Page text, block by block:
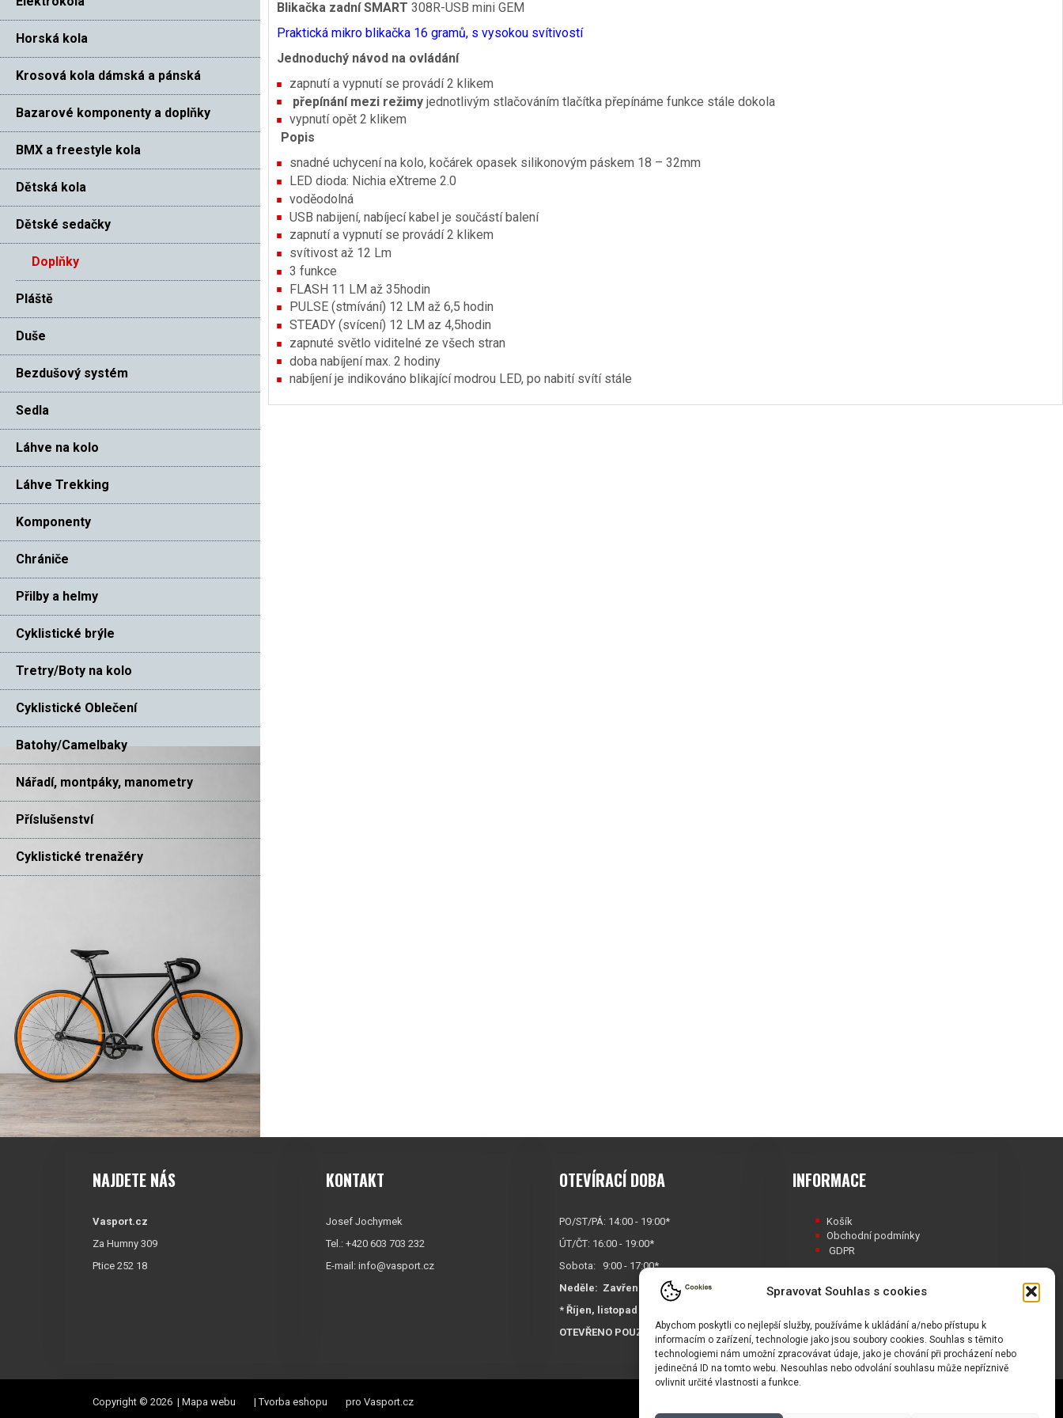
Spravovat Souhlas s cookies
Abychom poskytli co nejlepší služby, používáme k ukládání a/nebo přístupu k
informacím o zařízení, technologie jako jsou soubory cookies. Souhlas s těmito
technologiemi nám umožní zpracovávat údaje, jako je chování při procházení nebo
jedinečná ID na tomto webu. Nesouhlas nebo odvolání souhlasu může nepříznivě
ovlivnit určité vlastnosti a funkce.
Horská kola
Krosová kola dámská a pánská
Bazarové komponenty a doplňky
BMX a freestyle kola
Dětská kola
Dětské sedačky
Doplňky
Pláště
Duše
Bezdušový systém
Sedla
Láhve na kolo
Láhve Trekking
Komponenty
Chrániče
Přilby a helmy
Cyklistické brýle
Tretry/Boty na kolo
Cyklistické Oblečení
Batohy/Camelbaky
Nářadí, montpáky, manometry
Příslušenství
Cyklistické trenažéry
Blikačka zadní SMART 308R-USB mini GEM
Praktická mikro blikačka 16 gramů, s vysokou svítivostí
Jednoduchý návod na ovládání
zapnutí a vypnutí se provádí 2 klikem
přepínání mezi režimyjednotlivým stlačováním tlačítka přepínáme funkce stále dokola
vypnutí opět 2 klikem
Popis
snadné uchycení na kolo, kočárek opasek silikonovým páskem 18 – 32mm
LED dioda: Nichia eXtreme 2.0
voděodolná
USB nabijení, nabíjecí kabel je součástí balení
zapnutí a vypnutí se provádí 2 klikem
svítivost až 12 Lm
3 funkce
FLASH 11 LM až 35hodin
PULSE (stmívání) 12 LM až 6,5 hodin
STEADY (svícení) 12 LM az 4,5hodin
zapnuté světlo viditelné ze všech stran
doba nabíjení max. 2 hodiny
nabíjení je indikováno blikající modrou LED, po nabití svítí stále
NAJDETE NÁS
Vasport.cz
Za Humny 309
Ptice 252 18
KONTAKT
Josef Jochymek
Tel.: +420 603 703 232
E-mail: info@vasport.cz
OTEVÍRACÍ DOBA
PO/ST/PÁ: 14:00 - 19:00*
ÚT/ČT: 16:00 - 19:00*
Sobota: 9:00 - 17:00*
Neděle: Zavřeno
* Říjen, listopad a prosinec
OTEVŘENO POUZE
PO/ST/PÁ
INFORMACE
Košík
Obchodní podmínky
GDPR
Copyright © 2026 | Mapa webu |Tvorba eshopu pro Vasport.cz